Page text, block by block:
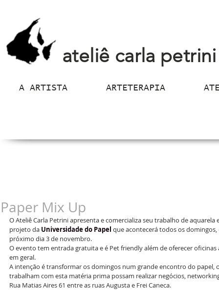
ateliê carla petrini
A ARTISTA ARTETERAPIA
Paper Mix Up
O Ateliê Carla Petrini apresenta e comercializa seu trabalho de aquarela
projeto da Universidade do Papel que acontecerá todos os
próximo dia 3 de novembro.
O evento tem entrada gratuita e é Pet friendly além de oferecer
em geral.
A intenção é transformar os domingos num grande encontro do papel,
trabalham com esta matéria prima possam realizar negócios,
Rua Matias Aires 61 entre as ruas Augusta e Frei Caneca.